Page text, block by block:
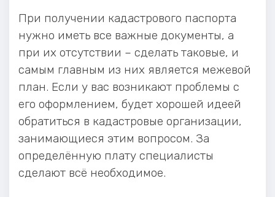
При получении кадастрового паспорта
нужно иметь все важные документы, а
при их отсутствии – сделать таковые, и
самым главным из них является межевой
план. Если у вас возникают проблемы с
его оформлением, будет хорошей идеей
обратиться в кадастровые организации,
занимающиеся этим вопросом. За
определённую плату специалисты
сделают всё необходимое.